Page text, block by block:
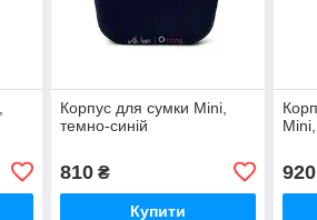
Корпус для сумки Mini,
темно-синій
810₴
Купити
920